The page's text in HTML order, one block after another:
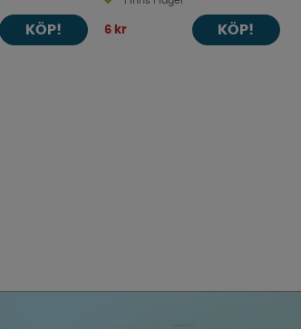
KÖP! 6 kr KÖP!